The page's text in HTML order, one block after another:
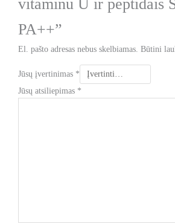
vitaminu U ir peptidais
PA++”
El. pašto adresas nebus skelbiamas. Būtini
Jūsų įvertinimas *
Jūsų atsiliepimas *